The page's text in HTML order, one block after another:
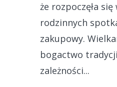
że rozpoczęła się
rodzinnych
zakupowy.
bogactwo
zależności...